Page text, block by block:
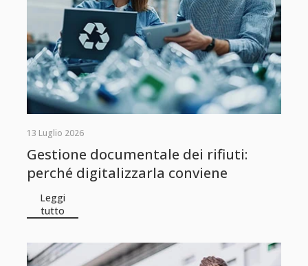
13 Luglio 2026
Gestione documentale dei rifiuti:
perché digitalizzarla conviene
Leggi
tutto